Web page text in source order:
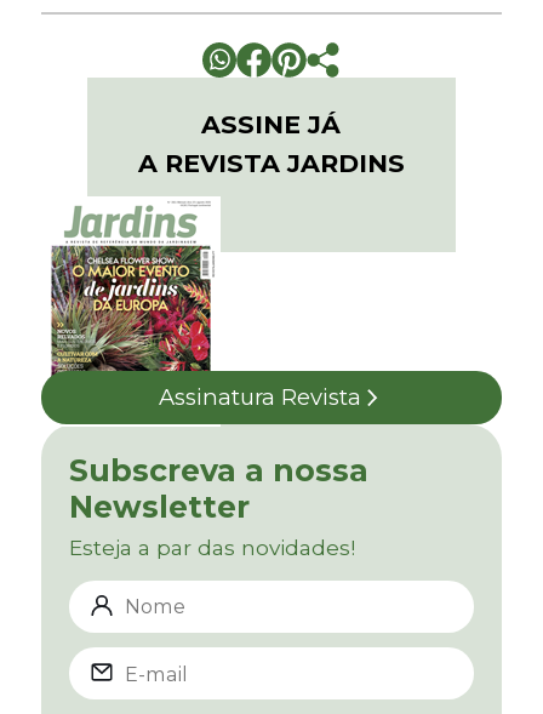
ASSINE JÁ
A REVISTA JARDINS
Assinatura Revista
Subscreva a nossa
Newsletter
Esteja a par das novidades!